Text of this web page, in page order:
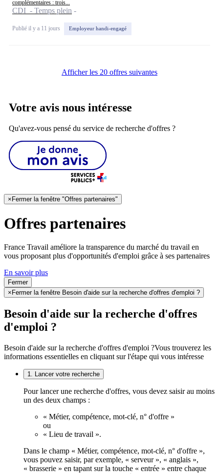
complémentaires : trois...
CDI - Temps plein
Publié il y a 11 jours Employeur handi-engagé
Afficher les 20 offres suivantes
Votre avis nous intéresse
Qu'avez-vous pensé du service de recherche d'offres ?
×Fermer la fenêtre "Offres partenaires"
Offres partenaires
France Travail améliore la transparence du marché du travail en
vous proposant plus d'opportunités d'emploi grâce à ses partenaires
En savoir plus
Fermer
× Fermer la fenêtre Besoin d'aide sur la recherche d'offres d'emploi ?
Besoin d'aide sur la recherche d'offres
d'emploi ?
Besoin d'aide sur la recherche d'offres d'emploi ?Vous trouverez les
informations essentielles en cliquant sur l'étape qui vous intéresse
1. Lancer votre recherche
Pour lancer une recherche d'offres, vous devez saisir au moins
un des deux champs :
« Métier, compétence, mot-clé, n° d'offre »
ou
« Lieu de travail ».
Dans le champ « Métier, compétence, mot-clé, n° d'offre »,
vous pouvez saisir, par exemple, « serveur », « anglais »,
« brasserie » en tapant sur la touche « entrée » entre chaque